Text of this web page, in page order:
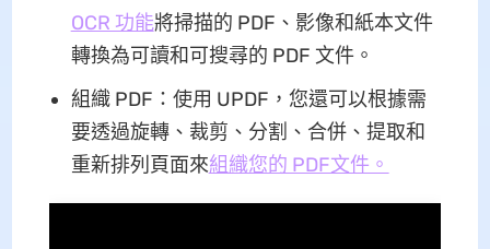
OCR 功能將掃描的 PDF、影像和紙本文件
轉換為可讀和可搜尋的 PDF 文件。
組織 PDF：使用 UPDF，您還可以根據需
要透過旋轉、裁剪、分割、合併、提取和
重新排列頁面來組織您的 PDF文件。